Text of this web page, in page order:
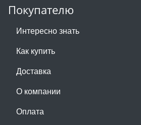
Покупателю
Интересно знать
Как купить
Доставка
О компании
Оплата